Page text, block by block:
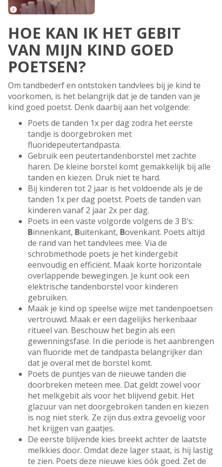
HOE KAN IK HET GEBIT
VAN MIJN KIND GOED
POETSEN?
Om tandbederf en ontstoken tandvlees bij je kind te
voorkomen, is het belangrijk dat je de tanden van je
kind goed poetst. Denk daarbij aan het volgende:
Poets de tanden 1x per dag zodra het eerste
tandje is doorgebroken met
fluoridepeutertandpasta.
Gebruik een peutertandenborstel met zachte
haren. De kleine borstel komt gemakkelijk bij alle
tanden en kiezen. Druk niet te hard.
Bij kinderen tot 2 jaar is het voldoende als je de
tanden 1x per dag poetst. Poets de tanden van
kinderen vanaf 2 jaar 2x per dag.
Poets in een vaste volgorde volgens de 3 B’s:
Binnenkant, Buitenkant, Bovenkant. Poets altijd
de rand van het tandvlees mee. Via de
schrobmethode poets je het kindergebit
eenvoudig en efficiënt. Maak korte horizontale
overlappende bewegingen. Je kunt ook een
elektrische tandenborstel voor kinderen
gebruiken.
Maak je kind op speelse wijze met tandenpoetsen
vertrouwd. Maak er een dagelijks herkenbaar
ritueel van. Beschouw het begin als een
gewenningsfase. In die periode is het aanbrengen
van fluoride met de tandpasta belangrijker dan
dat je overal met de borstel komt.
Poets de puntjes van de nieuwe tanden die
doorbreken meteen mee. Dat geldt zowel voor
het melkgebit als voor het blijvend gebit. Het
glazuur van net doorgebroken tanden en kiezen
is nog niet sterk. Ze zijn dus extra gevoelig voor
het krijgen van gaatjes.
De eerste blijvende kies breekt achter de laatste
melkkies door. Omdat deze lager staat, is hij lastig
te zien. Poets deze nieuwe kies óók goed. Zet de